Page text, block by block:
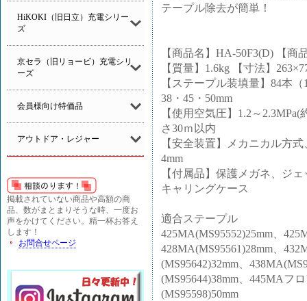
HiKOKI（旧日立）充電シリー
ズ
京セラ（旧リョービ）充電シリ
ーズ
会員様向け特価品
アウトドア・レジャー
掲載されていない商品や高額の商
品、数がまとまりそうな時、一度お
声をかけてください。精一杯お答え
します！
お問合せページ
テープル除去が簡単！
【商品名】HA-50F3(D) 【商
【質量】1.6kg 【寸法】
【ステープル装填量】84本
38・45・50mm
【使用空気圧】1.2～
さ30ｍ以内
【安全装置】メカニカル方
4mm
【付属品】保護メガネ、ジ
キャリングケース
適合ステープル
425MA(MS95552)25mm、
428MA(MS95561)28mm、
(MS95642)32mm、
(MS95644)38mm、445MAフ
(MS95598)50mm